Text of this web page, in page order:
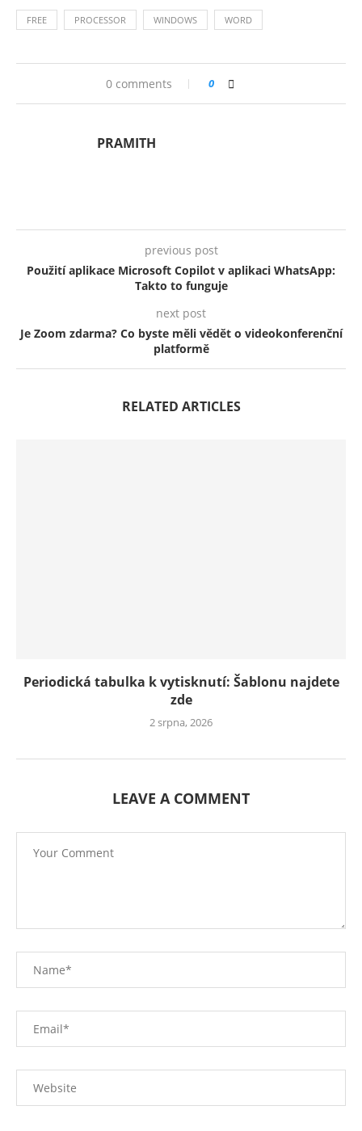
FREE PROCESSOR WINDOWS WORD
0 comments 0
PRAMITH
previous post
Použití aplikace Microsoft Copilot v aplikaci WhatsApp:
Takto to funguje
next post
Je Zoom zdarma? Co byste měli vědět o videokonferenční
platformě
RELATED ARTICLES
Periodická tabulka k vytisknutí: Šablonu najdete
zde
2 srpna, 2026
LEAVE A COMMENT